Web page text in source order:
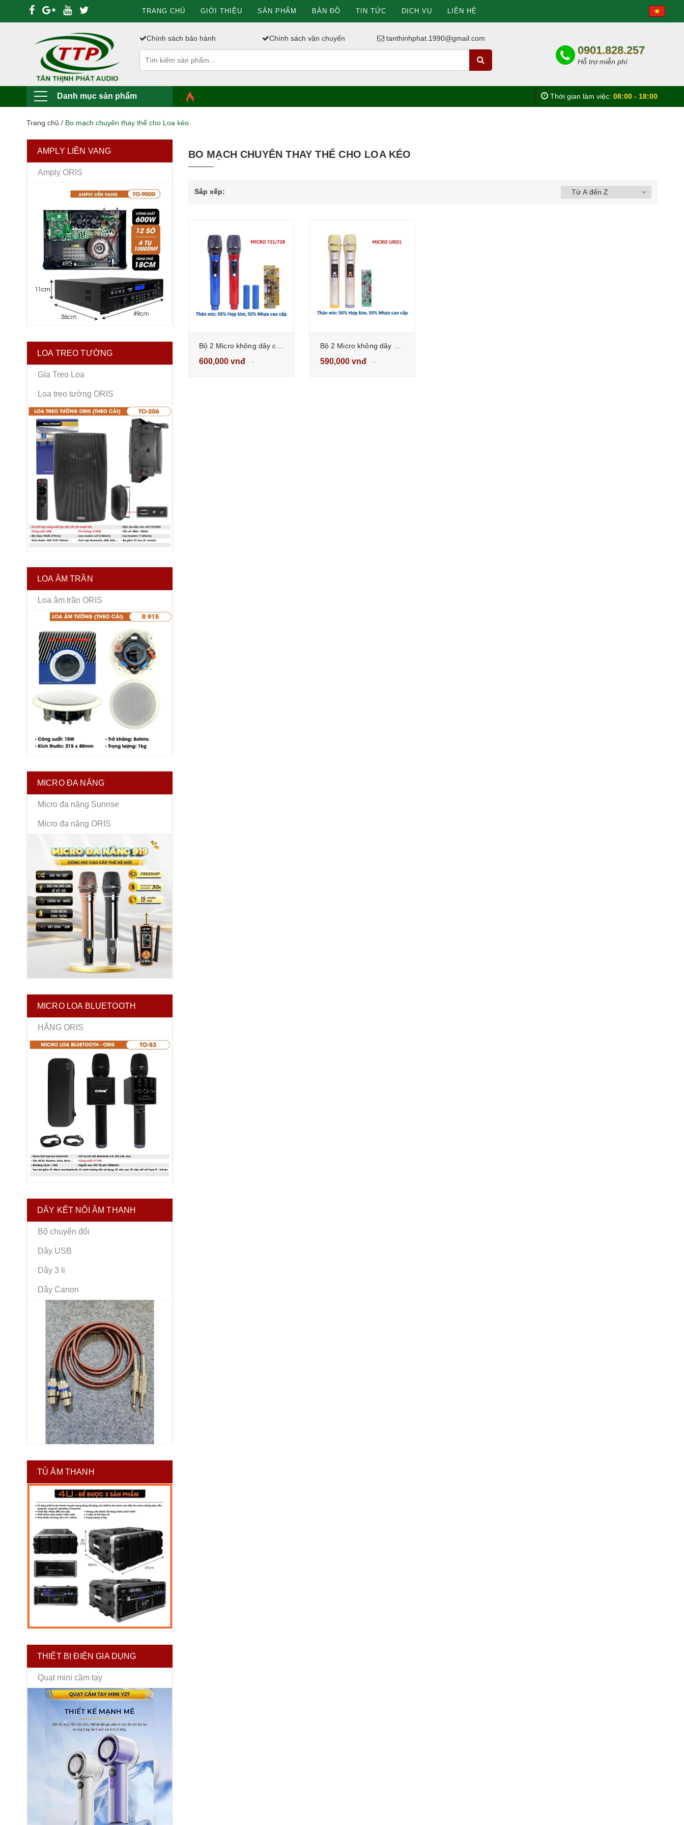
TRANG CHỦ GIỚI THIỆU SẢN PHẨM BẢN ĐỒ TIN TỨC DỊCH VỤ LIÊN HỆ
Chính sách bảo hành Chính sách vận chuyển tanthinhphat.1990@gmail.com
0901.828.257
Hỗ trợ miễn phí
Danh mục sản phẩm Thời gian làm việc: 08:00 - 18:00
Trang chủ / Bo mạch chuyên thay thế cho Loa kéo
BO MẠCH CHUYÊN THAY THẾ CHO LOA KÉO
Sắp xếp:
600,000 vnđ 590,000 vnđ
AMPLY LIỀN VANG
Amply ORIS
LOA TREO TƯỜNG
Gía Treo Loa
Loa treo tường ORIS
LOA ÂM TRẦN
Loa âm trần ORIS
MICRO ĐA NĂNG
Micro đa năng Sunrise
Micro đa năng ORIS
MICRO LOA BLUETOOTH
HÃNG ORIS
DÂY KẾT NỐI ÂM THANH
Bộ chuyển đổi
Dây USB
Dây 3 li
Dây Canon
TỦ ÂM THANH
THIẾT BỊ ĐIỆN GIA DỤNG
Quạt mini cầm tay